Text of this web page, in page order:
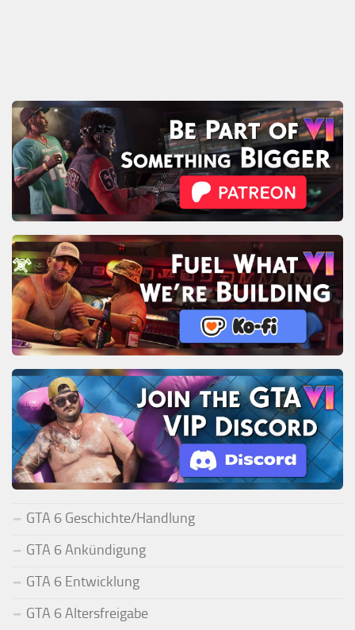
GTA 6 Geschichte/Handlung
GTA 6 Ankündigung
GTA 6 Entwicklung
GTA 6 Altersfreigabe